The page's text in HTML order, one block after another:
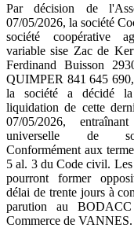
Par décision de
07/05/2026, la société
société coopérative
variable sise Zac de
Ferdinand Buisson
QUIMPER 841 645
la société a décidé la
liquidation de cette
07/05/2026,
universelle de
Conformément aux
5 al. 3 du Code civil. Les
pourront former
délai de trente jours à
parution au
Commerce de VANNES.